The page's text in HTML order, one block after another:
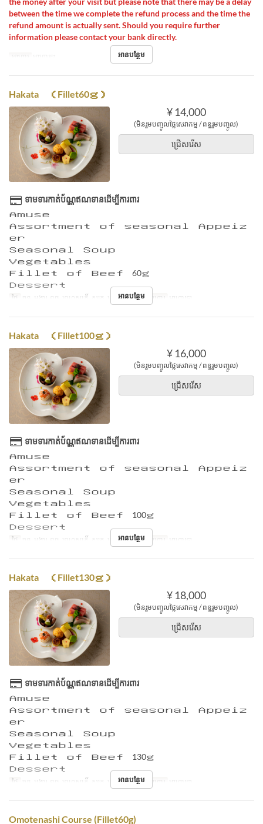
between the time we complete the refund process and the time the
refund amount is actually sent. Should you require further
information please contact your bank directly.
អាហារ អាហារឡ អានបន្ថែម
Hakata （Fillet60ｇ）
¥ 14,000
(មិនរួមបញ្ចូលថ្លៃសេវាកម្ម / ពន្ធរួមបញ្ចូល)
ជ្រើសរើស
ទាមទារកាត់ប័ណ្ណឥណទានដើម្បីការពារ
Ａｍｕｓｅ
Ａｓｓｏｒｔｍｅｎｔ ｏｆ ｓｅａｓｏｎａｌ Ａｐｐｅｉｚ
ｅｒ
Ｓｅａｓｏｎａｌ Ｓｏｕｐ
Ｖｅｇｅｔａｂｌｅｓ
Ｆｉｌｌｅｔ ｏｆ Ｂｅｅｆ 60ｇ
Ｄｅｓｓｅｒｔ
ថ្ងៃ ចន្ទ, អង្គារ, ពុធ, ព្រហស្បតិ៍, សុក្រ, សៅរ៍, ថ្ងៃឈប់ អាហារ អាហារឡ
អានបន្ថែម
Hakata （Fillet100ｇ）
¥ 16,000
(មិនរួមបញ្ចូលថ្លៃសេវាកម្ម / ពន្ធរួមបញ្ចូល)
ជ្រើសរើស
ទាមទារកាត់ប័ណ្ណឥណទានដើម្បីការពារ
Ａｍｕｓｅ
Ａｓｓｏｒｔｍｅｎｔ ｏｆ ｓｅａｓｏｎａｌ Ａｐｐｅｉｚ
ｅｒ
Ｓｅａｓｏｎａｌ Ｓｏｕｐ
Ｖｅｇｅｔａｂｌｅｓ
Ｆｉｌｌｅｔ ｏｆ Ｂｅｅｆ 100ｇ
Ｄｅｓｓｅｒｔ
ថ្ងៃ ចន្ទ, អង្គារ, ពុធ, ព្រហស្បតិ៍, សុក្រ, សៅរ៍, ថ្ងៃឈប់ អាហារ អាហារឡ
អានបន្ថែម
Hakata （Fillet130ｇ）
¥ 18,000
(មិនរួមបញ្ចូលថ្លៃសេវាកម្ម / ពន្ធរួមបញ្ចូល)
ជ្រើសរើស
ទាមទារកាត់ប័ណ្ណឥណទានដើម្បីការពារ
Ａｍｕｓｅ
Ａｓｓｏｒｔｍｅｎｔ ｏｆ ｓｅａｓｏｎａｌ Ａｐｐｅｉｚ
ｅｒ
Ｓｅａｓｏｎａｌ Ｓｏｕｐ
Ｖｅｇｅｔａｂｌｅｓ
Ｆｉｌｌｅｔ ｏｆ Ｂｅｅｆ 130ｇ
Ｄｅｓｓｅｒｔ
ថ្ងៃ ចន្ទ, អង្គារ, ពុធ, ព្រហស្បតិ៍, សុក្រ, សៅរ៍, ថ្ងៃឈប់ អាហារ អាហារឡ
អានបន្ថែម
Omotenashi Course (Fillet60g)